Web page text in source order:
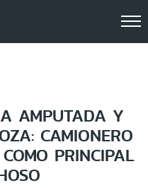
AMPUTADA Y
CAMIONERO
PRINCIPAL